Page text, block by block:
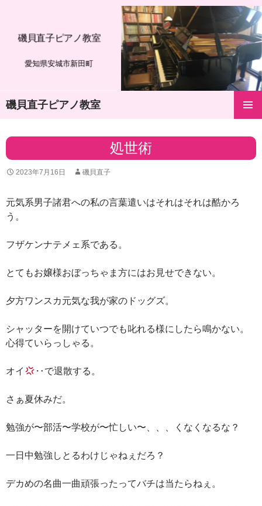
愛知県安城市新田町
磯貝直子ピアノ教室
磯貝直子ピアノ教室
テ
へ
キ
ッ
処世術
2023年7月16日 磯貝直子
元気系男子諸君への私の言葉遣いはそれはそれは酷かろ
う。
フザケンナテメェ系である。
とてもお嬢様おぼっちゃま方にはお見せできない。
夕方ワンスカ元気な我が家のドッグズ。
シャッターを開けていつでも叱れる様にしたら鳴かない。
心得ていらっしゃる。
オイ ‥で退散する。
さぁ夏休みだ。
勉強が〜部活〜学校が〜忙しい〜、、、くなくなるな？
一日中勉強しとるわけじゃねぇだろ？
デカめの名曲一曲頑張ったってバチは当たらねぇ。